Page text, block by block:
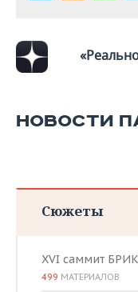
НОВОСТИ
Сюжеты
XVI саммит
499 МАТЕРИАЛОВ